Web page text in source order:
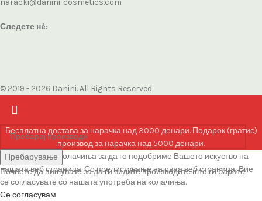
Следете нè:
© 2019 - 2026 Danini. All Rights Reserved
Пребарување
Почнете да пишувате за да ги видите производите што ги барате.
Бесплатна достава за нарачка над 3000 денари. Подарок (гратис)
производ за нарачка над 5000 денари.
Ние користиме колачиња за да го подобриме Вашето искуство на
нашата веб страница. Со прелистување на оваа веб страница, Вие
се согласувате со нашата употреба на колачиња.
Се согласувам